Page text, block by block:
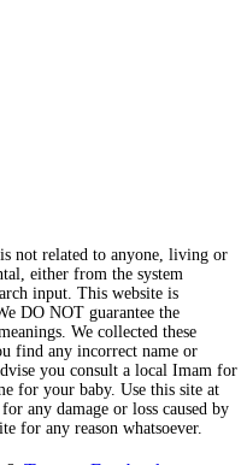
not related to anyone, living or
either from the system
input. This website is
DO NOT guarantee the
We collected these
find any incorrect name or
you consult a local Imam for
for your baby. Use this site at
any damage or loss caused by
for any reason whatsoever.